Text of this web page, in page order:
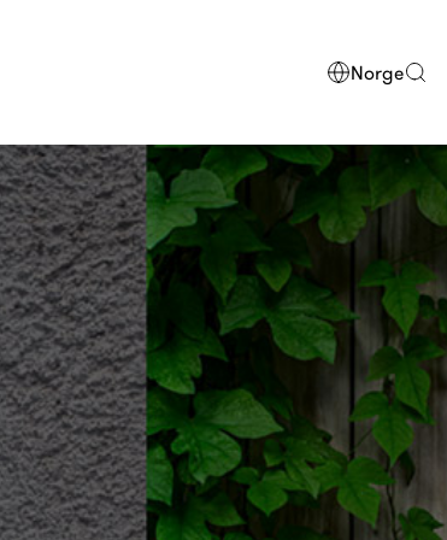
Norge